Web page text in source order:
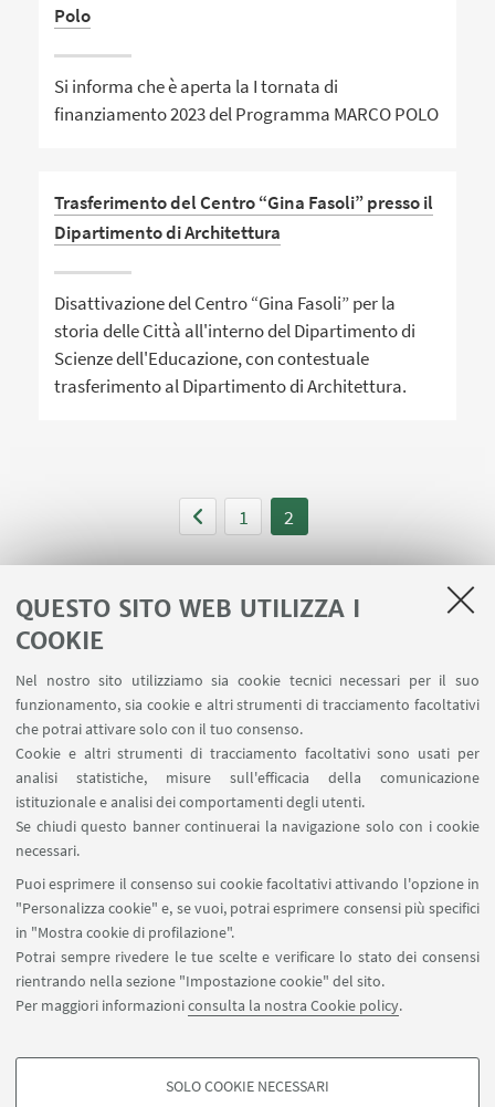
QUESTO SITO WEB UTILIZZA I
COOKIE
Nel nostro sito utilizziamo sia cookie tecnici necessari per il suo
funzionamento, sia cookie e altri strumenti di tracciamento facoltativi
che potrai attivare solo con il tuo consenso.
Cookie e altri strumenti di tracciamento facoltativi sono usati per
analisi statistiche, misure sull'efficacia della comunicazione
istituzionale e analisi dei comportamenti degli utenti.
Se chiudi questo banner continuerai la navigazione solo con i cookie
necessari.
Puoi esprimere il consenso sui cookie facoltativi attivando l'opzione in
"Personalizza cookie" e, se vuoi, potrai esprimere consensi più specifici
in "Mostra cookie di profilazione".
Potrai sempre rivedere le tue scelte e verificare lo stato dei consensi
rientrando nella sezione "Impostazione cookie" del sito.
Per maggiori informazioniconsulta la nostra Cookie policy.
SOLO COOKIE NECESSARI
Polo
Si informa che è aperta la I tornata di
finanziamento 2023 del Programma MARCO POLO
Trasferimento del Centro “Gina Fasoli” presso il
Dipartimento di Architettura
Disattivazione del Centro “Gina Fasoli” per la
storia delle Città all'interno del Dipartimento di
Scienze dell'Educazione, con contestuale
trasferimento al Dipartimento di Architettura.
1 2
Area riservata
Contatti
SEGUI IL DIPARTIMENTO SU:
SEGUI UNIBO SU:
APP: